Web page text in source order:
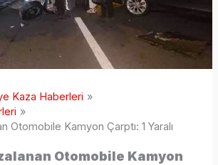
Kaza Haberleri
Otomobile Kamyon Çarptı: 1 Yaralı
Otomobile Kamyon